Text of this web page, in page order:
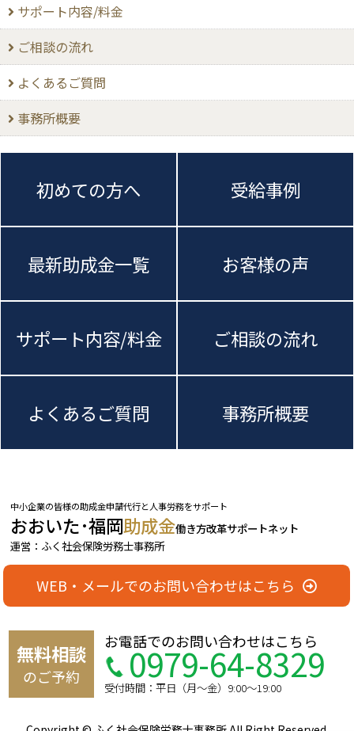
サポート内容/料金
ご相談の流れ
よくあるご質問
事務所概要
初めての方へ 受給事例
最新助成金一覧 お客様の声
サポート内容/料金 ご相談の流れ
よくあるご質問 事務所概要
中小企業の皆様の助成金申請代行と人事労務をサポート
おおいた･福岡助成金働き方改革サポートネット
運営：ふく社会保険労務士事務所
WEB・メールでのお問い合わせはこちら
無料相談
のご予約
お電話でのお問い合わせはこちら
0979-64-8329
受付時間：平日（月〜金）9:00〜19:00